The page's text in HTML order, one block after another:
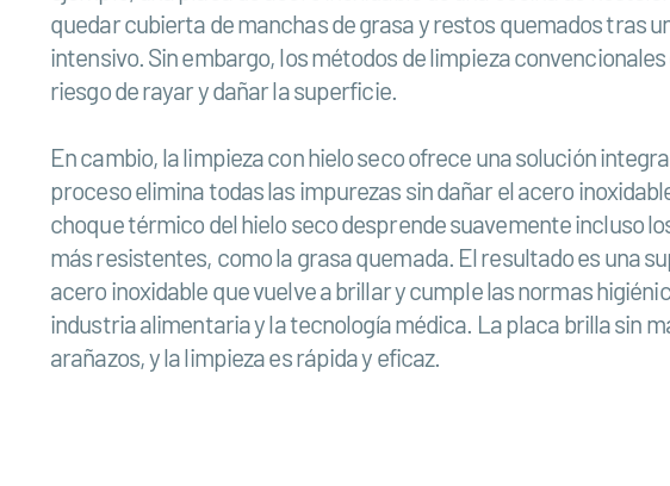
quedar cubierta de manchas de grasa y restos quemados tras
intensivo. Sin embargo, los métodos de limpieza
riesgo de rayar y dañar la superficie.
En cambio, la limpieza con hielo seco ofrece una solución
proceso elimina todas las impurezas sin dañar el acero
choque térmico del hielo seco desprende suavemente incluso
más resistentes, como la grasa quemada. El resultado es una
acero inoxidable que vuelve a brillar y cumple las normas
industria alimentaria y la tecnología médica. La placa brilla sin
arañazos, y la limpieza es rápida y eficaz.